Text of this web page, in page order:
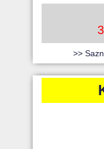
>>